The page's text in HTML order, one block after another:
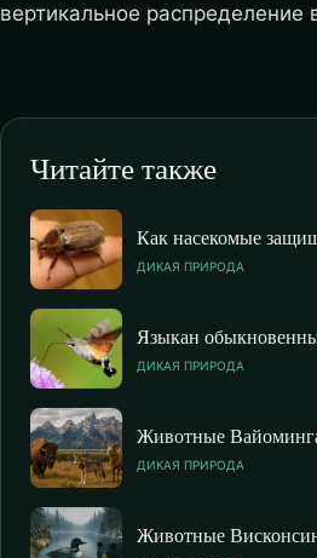
вертикальное распределение
Читайте также
Как насекомые
ДИКАЯ ПРИРОДА
Языкан
ДИКАЯ ПРИРОДА
Животные
ДИКАЯ ПРИРОДА
Животные